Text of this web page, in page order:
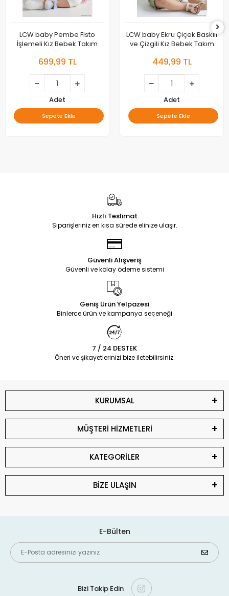
LCW baby Pembe Fisto
İşlemeli Kız Bebek Takım
699,99 TL
Adet
Sepete Ekle
LCW baby Ekru Çiçek Baskılı
ve Çizgili Kız Bebek Takım
449,99 TL
Adet
Sepete Ekle
Hızlı Teslimat
Siparişleriniz en kısa sürede elinize ulaşır.
Güvenli Alışveriş
Güvenli ve kolay ödeme sistemi
Geniş Ürün Yelpazesi
Binlerce ürün ve kampanya seçeneği
7 / 24 DESTEK
Öneri ve şikayetlerinizi bize iletebilirsiniz.
KURUMSAL
MÜŞTERİ HİZMETLERİ
KATEGORİLER
BİZE ULAŞIN
E-Bülten
Bizi Takip Edin